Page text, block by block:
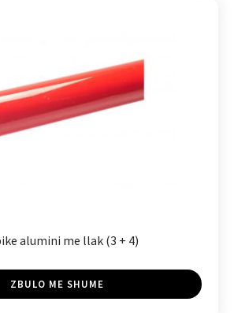
alumini me llak (3 + 4)
ZBULO ME SHUME